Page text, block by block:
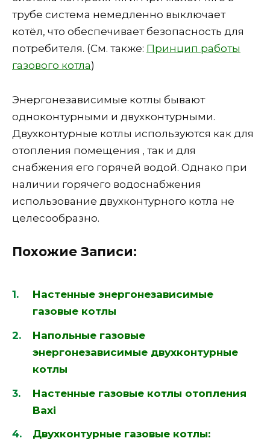
трубе система немедленно выключает
котёл, что обеспечивает безопасность для
потребителя. (См. также: Принцип работы
газового котла)
Энергонезависимые котлы бывают
одноконтурными и двухконтурными.
Двухконтурные котлы используются как для
отопления помещения , так и для
снабжения его горячей водой. Однако при
наличии горячего водоснабжения
использование двухконтурного котла не
целесообразно.
Похожие Записи:
Настенные энергонезависимые
газовые котлы
Напольные газовые
энергонезависимые двухконтурные
котлы
Настенные газовые котлы отопления
Baxi
Двухконтурные газовые котлы: